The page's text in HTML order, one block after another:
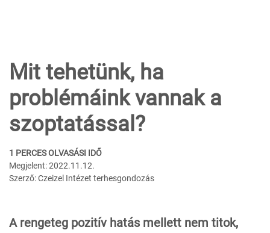
Mit tehetünk, ha
problémáink vannak a
szoptatással?
1 PERCES OLVASÁSI IDŐ
Megjelent: 2022.11.12.
Szerző: Czeizel Intézet terhesgondozás
A rengeteg pozitív hatás mellett nem titok,